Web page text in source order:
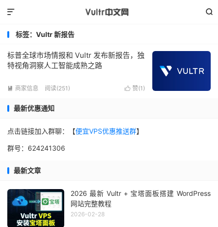


标签：Vultr 新报告
标普全球市场情报和 Vultr 发布新报告，独
特视角洞察人工智能成熟之路
 商家信息 阅读(251)  赞(1 )
最新优惠通知
点击链接加入群聊：【便宜VPS优惠推送群】
群号：624241306
最新文章
2026 最新 Vultr + 宝塔面板搭建 WordPress
网站完整教程
2026-02-28